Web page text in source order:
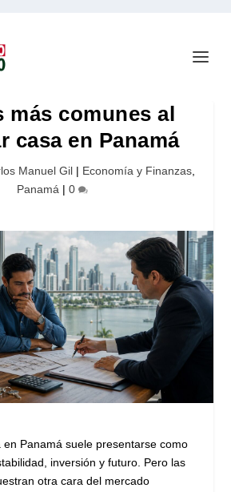
más comunes al
casa en Panamá
Manuel Gil| Economía y Finanzas,
Panamá | 0
Panamá suele presentarse como
inversión y futuro. Pero las
otra cara del mercado